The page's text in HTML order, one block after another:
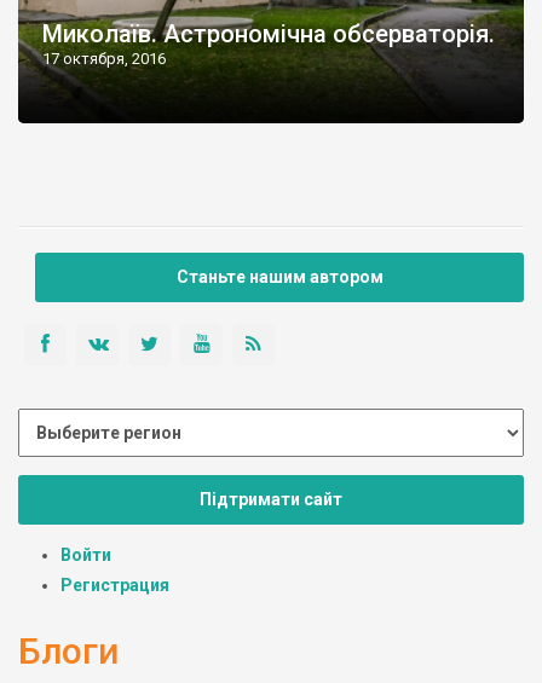
Миколаїв. Астрономічна обсерваторія.
17 октября, 2016
Станьте нашим автором
Підтримати сайт
Войти
Регистрация
Блоги